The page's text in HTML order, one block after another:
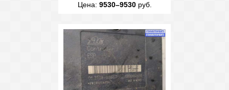
Цена: 9530–9530руб.